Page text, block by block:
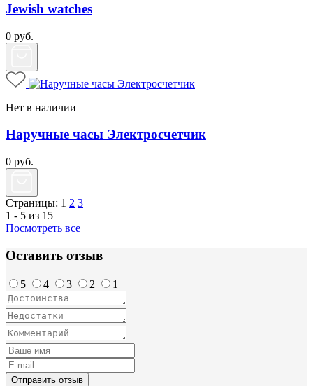
Jewish watches
0 руб.
Нет в наличии
Наручные часы Электросчетчик
0 руб.
Страницы: 1 2 3
1 - 5 из 15
Посмотреть все
Оставить отзыв
5 4 3 2 1
Отправить отзыв